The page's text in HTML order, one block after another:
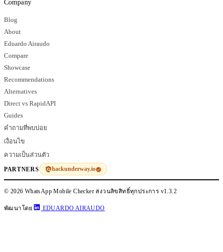
Company
Blog
About
Eduardo Airaudo
Compare
Showcase
Recommendations
Alternatives
Direct vs RapidAPI
Guides
คำถามที่พบบ่อย
เงื่อนไข
ความเป็นส่วนตัว
PARTNERS hackunderway.io
© 2026 WhatsApp Mobile Checker สงวนลิขสิทธิ์ทุกประการ v1.3.2
พัฒนาโดย EDUARDO AIRAUDO